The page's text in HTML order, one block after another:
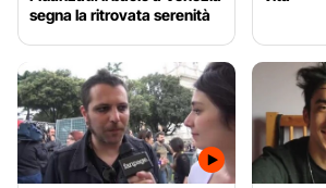
segna la ritrovata serenità